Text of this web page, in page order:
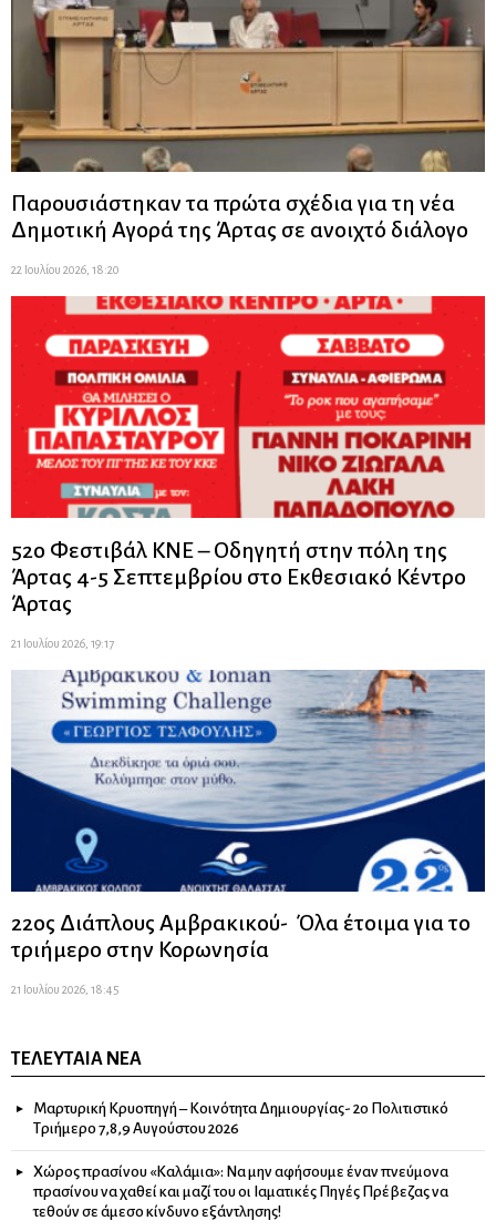
Παρουσιάστηκαν τα πρώτα σχέδια για τη νέα
Δημοτική Αγορά της Άρτας σε ανοιχτό διάλογο
22 Ιουλίου 2026, 18:20
52ο Φεστιβάλ ΚΝΕ – Οδηγητή στην πόλη της
Άρτας 4-5 Σεπτεμβρίου στο Εκθεσιακό Κέντρο
Άρτας
21 Ιουλίου 2026, 19:17
22ος Διάπλους Αμβρακικού- Όλα έτοιμα για το
τριήμερο στην Κορωνησία
21 Ιουλίου 2026, 18:45
ΤΕΛΕΥΤΑΊΑ ΝΈΑ
Μαρτυρική Κρυοπηγή – Κοινότητα Δημιουργίας- 2ο Πολιτιστικό
Τριήμερο 7,8,9 Αυγούστου 2026
Χώρος πρασίνου «Καλάμια»: Να μην αφήσουμε έναν πνεύμονα
πρασίνου να χαθεί και μαζί του οι Ιαματικές Πηγές Πρέβεζας να
τεθούν σε άμεσο κίνδυνο εξάντλησης!